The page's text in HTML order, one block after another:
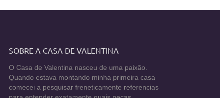
SOBRE A CASA DE VALENTINA
O Casa de Valentina nasceu de uma paixão.
Quando estava montando minha primeira casa
comecei a pesquisar freneticamente referencias